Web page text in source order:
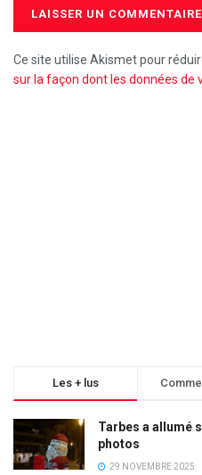
Ce site utilise Akismet pour
sur la façon dont les données
Les + lus
Tarbes a allumé
photos
29 NOVEMBRE 2025